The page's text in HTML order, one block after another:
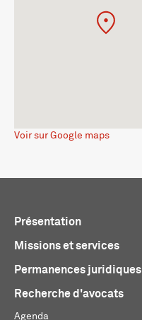
Voir sur Google maps
Présentation
Missions et services
Permanences juridiques
Recherche d'avocats
Agenda